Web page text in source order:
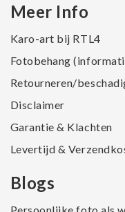
Meer Info
Karo-art bij RTL4
Fotobehang
Retourneren/
Disclaimer
Garantie & Klachten
Levertijd &
Blogs
Persoonlijke foto als